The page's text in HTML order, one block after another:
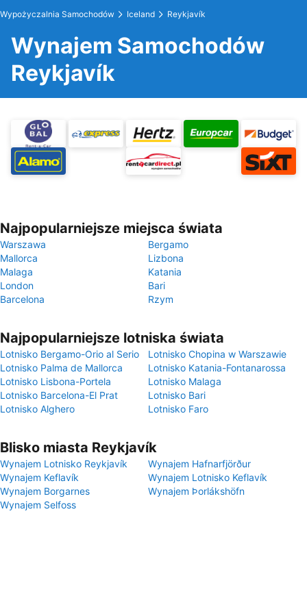
Wypożyczalnia Samochodów Iceland Reykjavík
Wynajem Samochodów
Reykjavík
Najpopularniejsze miejsca świata
Warszawa
Bergamo
Mallorca
Lizbona
Malaga
Katania
London
Bari
Barcelona
Rzym
Najpopularniejsze lotniska świata
Lotnisko Bergamo-Orio al Serio
Lotnisko Chopina w Warszawie
Lotnisko Palma de Mallorca
Lotnisko Katania-Fontanarossa
Lotnisko Lisbona-Portela
Lotnisko Malaga
Lotnisko Barcelona-El Prat
Lotnisko Bari
Lotnisko Alghero
Lotnisko Faro
Blisko miasta Reykjavík
Wynajem Lotnisko Reykjavík
Wynajem Hafnarfjörður
Wynajem Keflavík
Wynajem Lotnisko Keflavík
Wynajem Borgarnes
Wynajem Þorlákshöfn
Wynajem Selfoss